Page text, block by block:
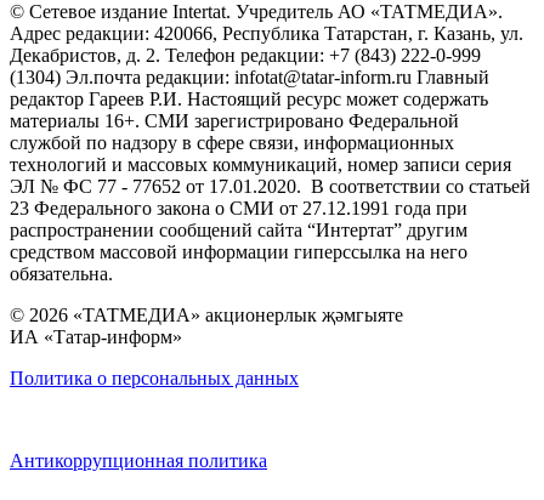
© Сетевое издание Intertat. Учредитель АО «ТАТМЕДИА».
Адрес редакции: 420066, Республика Татарстан, г. Казань, ул.
Декабристов, д. 2. Телефон редакции: +7 (843) 222-0-999
(1304) Эл.почта редакции: infotat@tatar-inform.ru Главный
редактор Гареев Р.И. Настоящий ресурс может содержать
материалы 16+. СМИ зарегистрировано Федеральной
службой по надзору в сфере связи, информационных
технологий и массовых коммуникаций, номер записи серия
ЭЛ № ФС 77 - 77652 от 17.01.2020. В соответствии со статьей
23 Федерального закона о СМИ от 27.12.1991 года при
распространении сообщений сайта “Интертат” другим
средством массовой информации гиперссылка на него
обязательна.
© 2026 «ТАТМЕДИА» акционерлык җәмгыяте
ИА «Татар-информ»
Политика о персональных данных
Антикоррупционная политика